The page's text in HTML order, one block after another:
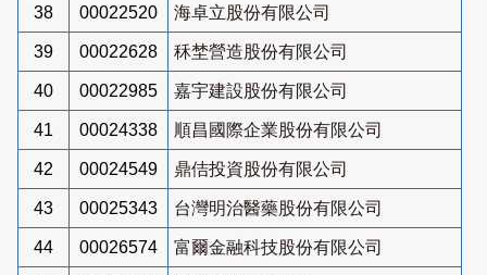
38 00022520 海卓立股份有限公司
39 00022628 秝埜營造股份有限公司
40 00022985 嘉宇建設股份有限公司
41 00024338 順昌國際企業股份有限公司
42 00024549 鼎佶投資股份有限公司
43 00025343 台灣明治醫藥股份有限公司
44 00026574 富爾金融科技股份有限公司